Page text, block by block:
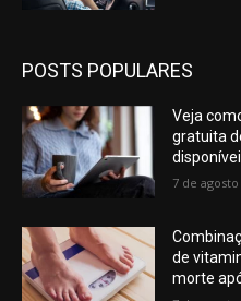
POSTS POPULARES
Veja
gratuita
7 de
de
morte